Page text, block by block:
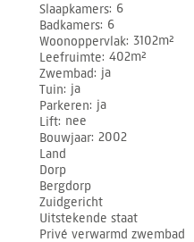
Slaapkamers 6
Badkamers 6
Woonoppervlak 3102m²
Leefruimte 402m²
Zwembad ja
Tuin ja
Parkeren ja
Lift nee
Bouwjaar 2002
Land
Dorp
Bergdorp
Zuidgericht
Uitstekende staat
Privé verwarmd zwembad